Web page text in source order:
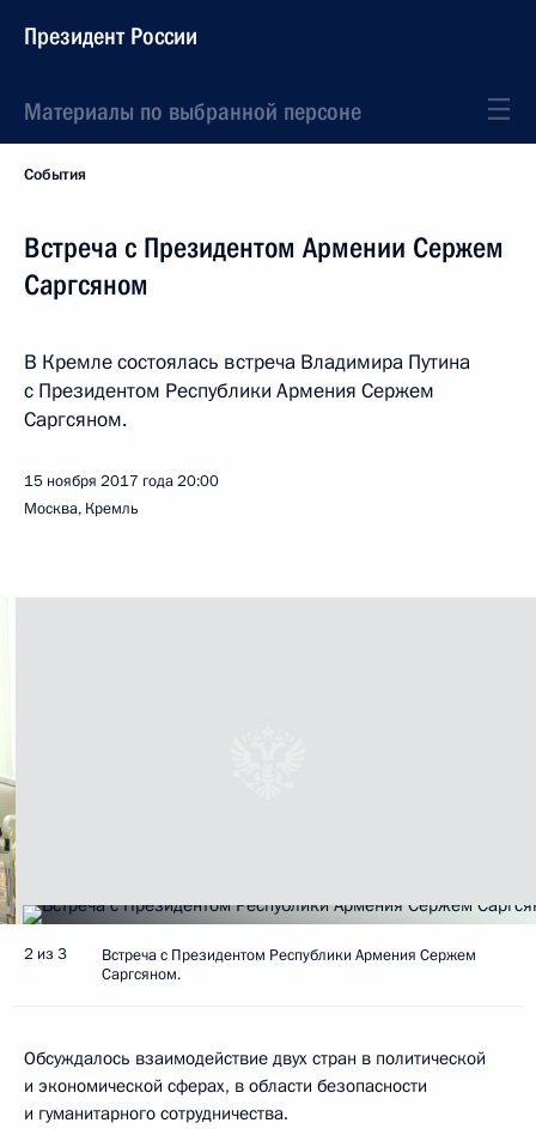
Президент России
Материалы по выбранной персоне
События
Встреча с Президентом Армении Сержем
Саргсяном
В Кремле состоялась встреча Владимира Путина
с Президентом Республики Армения Сержем
Саргсяном.
15 ноября 2017 года20:00
Москва, Кремль
2 из 3
Встреча с Президентом Республики Армения Сержем
Саргсяном.
Обсуждалось взаимодействие двух стран в политической
и экономической сферах, в области безопасности
и гуманитарного сотрудничества.